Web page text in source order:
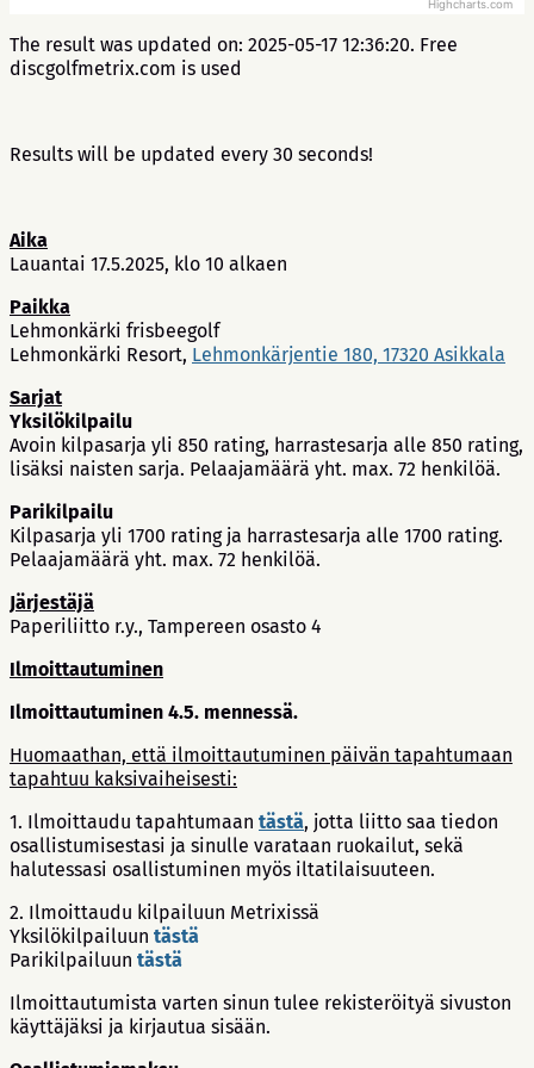
Highcharts.com
The result was updated on: 2025-05-17 12:36:20. Free
discgolfmetrix.com is used
Results will be updated every 30 seconds!
Aika
Lauantai 17.5.2025, klo 10 alkaen
Paikka
Lehmonkärki frisbeegolf
Lehmonkärki Resort, Lehmonkärjentie 180, 17320 Asikkala
Sarjat
Yksilökilpailu
Avoin kilpasarja yli 850 rating, harrastesarja alle 850 rating,
lisäksi naisten sarja. Pelaajamäärä yht. max. 72 henkilöä.
Parikilpailu
Kilpasarja yli 1700 rating ja harrastesarja alle 1700 rating.
Pelaajamäärä yht. max. 72 henkilöä.
Järjestäjä
Paperiliitto r.y., Tampereen osasto 4
Ilmoittautuminen
Ilmoittautuminen 4.5. mennessä.
Huomaathan, että ilmoittautuminen päivän tapahtumaan
tapahtuu kaksivaiheisesti:
1. Ilmoittaudu tapahtumaan tästä, jotta liitto saa tiedon
osallistumisestasi ja sinulle varataan ruokailut, sekä
halutessasi osallistuminen myös iltatilaisuuteen.
2. Ilmoittaudu kilpailuun Metrixissä
Yksilökilpailuun tästä
Parikilpailuun tästä
Ilmoittautumista varten sinun tulee rekisteröityä sivuston
käyttäjäksi ja kirjautua sisään.